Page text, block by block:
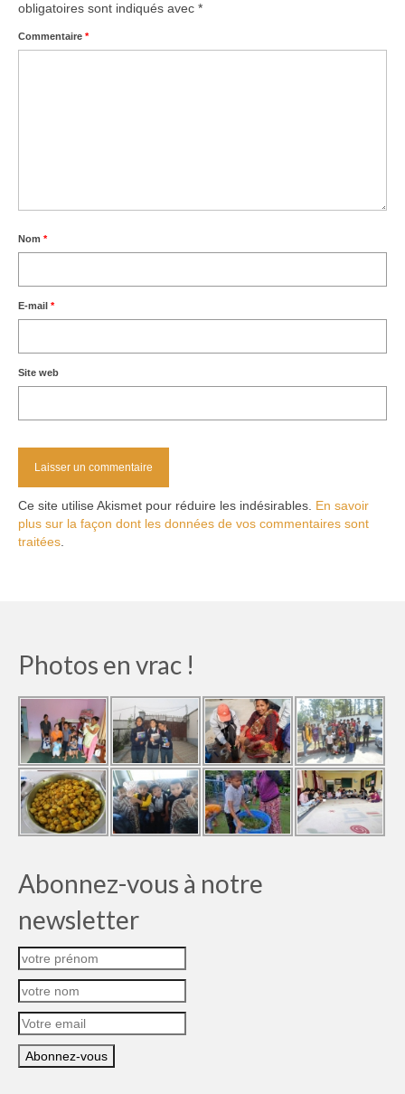
obligatoires sont indiqués avec *
Commentaire *
Nom *
E-mail *
Site web
Ce site utilise Akismet pour réduire les indésirables. En savoir
plus sur la façon dont les données de vos commentaires sont
traitées
Photos en vrac !
Abonnez-vous à notre
newsletter